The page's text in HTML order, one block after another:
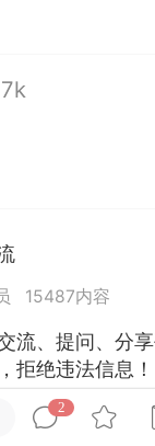
用的作弊模组，
使用,为了维护
2
15487内容
流、提问、分
拒绝违法信息！